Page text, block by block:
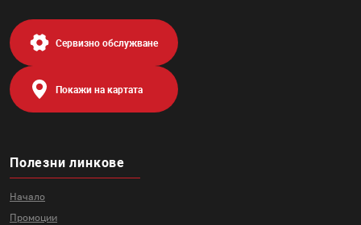
Полезни линкове
Начало
Промоции
Сервизно обслужване
Покажи на картата